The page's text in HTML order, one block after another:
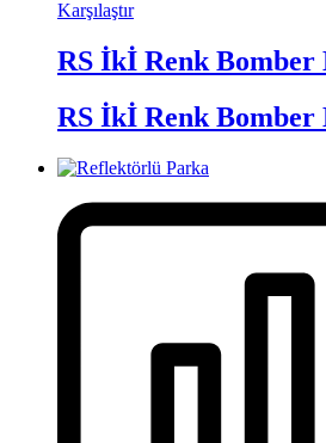
Karşılaştır
RS İkİ Renk Bomber
RS İkİ Renk Bomber